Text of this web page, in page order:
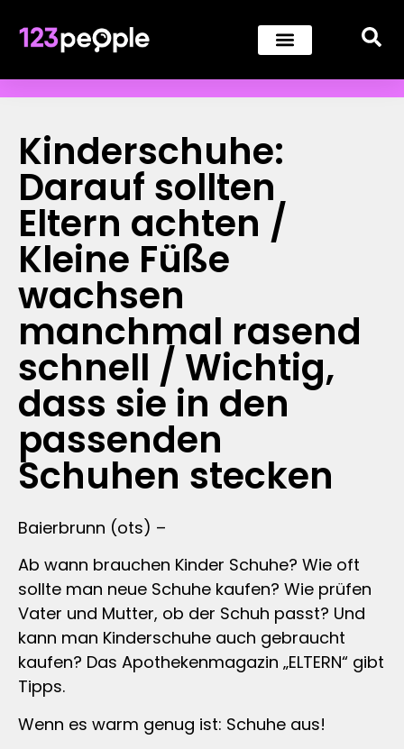
Kinderschuhe:
Darauf sollten
Eltern achten /
Kleine Füße
wachsen
manchmal rasend
schnell / Wichtig,
dass sie in den
passenden
Schuhen stecken
Baierbrunn (ots) –
Ab wann brauchen Kinder Schuhe? Wie oft
sollte man neue Schuhe kaufen? Wie prüfen
Vater und Mutter, ob der Schuh passt? Und
kann man Kinderschuhe auch gebraucht
kaufen? Das Apothekenmagazin „ELTERN“ gibt
Tipps.
Wenn es warm genug ist: Schuhe aus!